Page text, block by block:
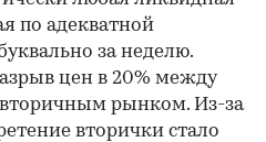
по адекватной
за неделю.
цен в 20% между
рынком. Из-за
вторички стало